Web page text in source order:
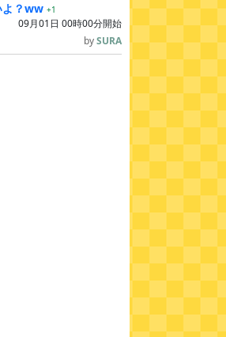
よ？ww +1
09月01日 00時00分開始
bySURA